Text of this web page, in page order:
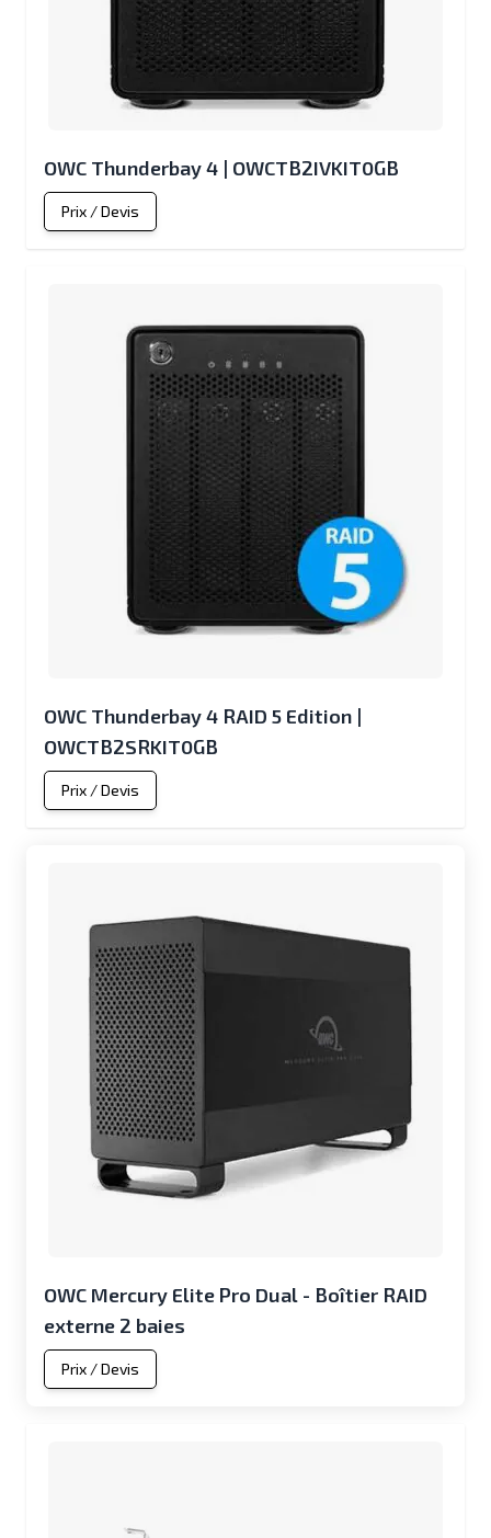
OWC Thunderbay 4 | OWCTB2IVKIT0GB
Prix / Devis
OWC Thunderbay 4 RAID 5 Edition |
OWCTB2SRKIT0GB
Prix / Devis
OWC Mercury Elite Pro Dual - Boîtier RAID
externe 2 baies
Prix / Devis